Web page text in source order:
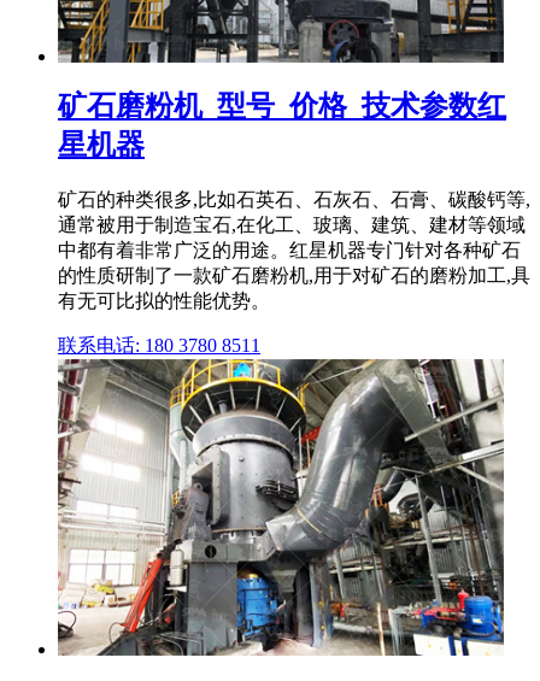
矿石磨粉机_型号_价格_技术参数红
星机器
矿石的种类很多,比如石英石、石灰石、石膏、碳酸钙等,
通常被用于制造宝石,在化工、玻璃、建筑、建材等领域
中都有着非常广泛的用途。红星机器专门针对各种矿石
的性质研制了一款矿石磨粉机,用于对矿石的磨粉加工,具
有无可比拟的性能优势。
联系电话: 180 3780 8511